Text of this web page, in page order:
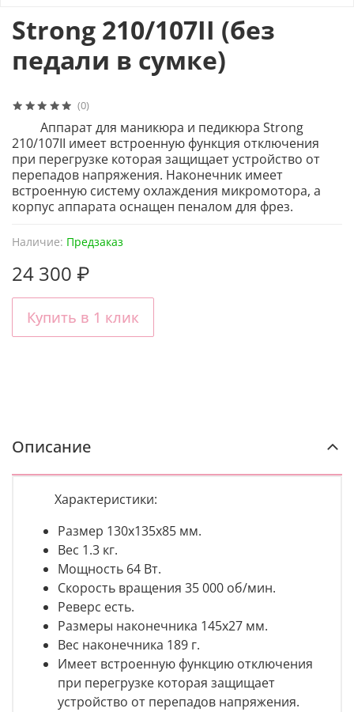
(0)
Наличие: Предзаказ
Strong 210/107II (без
педали в сумке)
24 300 ₽
Купить в 1 клик
Аппарат для маникюра и педикюра Strong
210/107II имеет встроенную функция отключения
при перегрузке которая защищает устройство от
перепадов напряжения. Наконечник имеет
встроенную систему охлаждения микромотора, а
корпус аппарата оснащен пеналом для фрез.
Описание
Характеристики:
Размер 130x135x85 мм.
Вес 1.3 кг.
Мощность 64 Вт.
Скорость вращения 35 000 об/мин.
Реверс есть.
Размеры наконечника 145х27 мм.
Вес наконечника 189 г.
Имеет встроенную функцию отключения
при перегрузке которая защищает
устройство от перепадов напряжения.